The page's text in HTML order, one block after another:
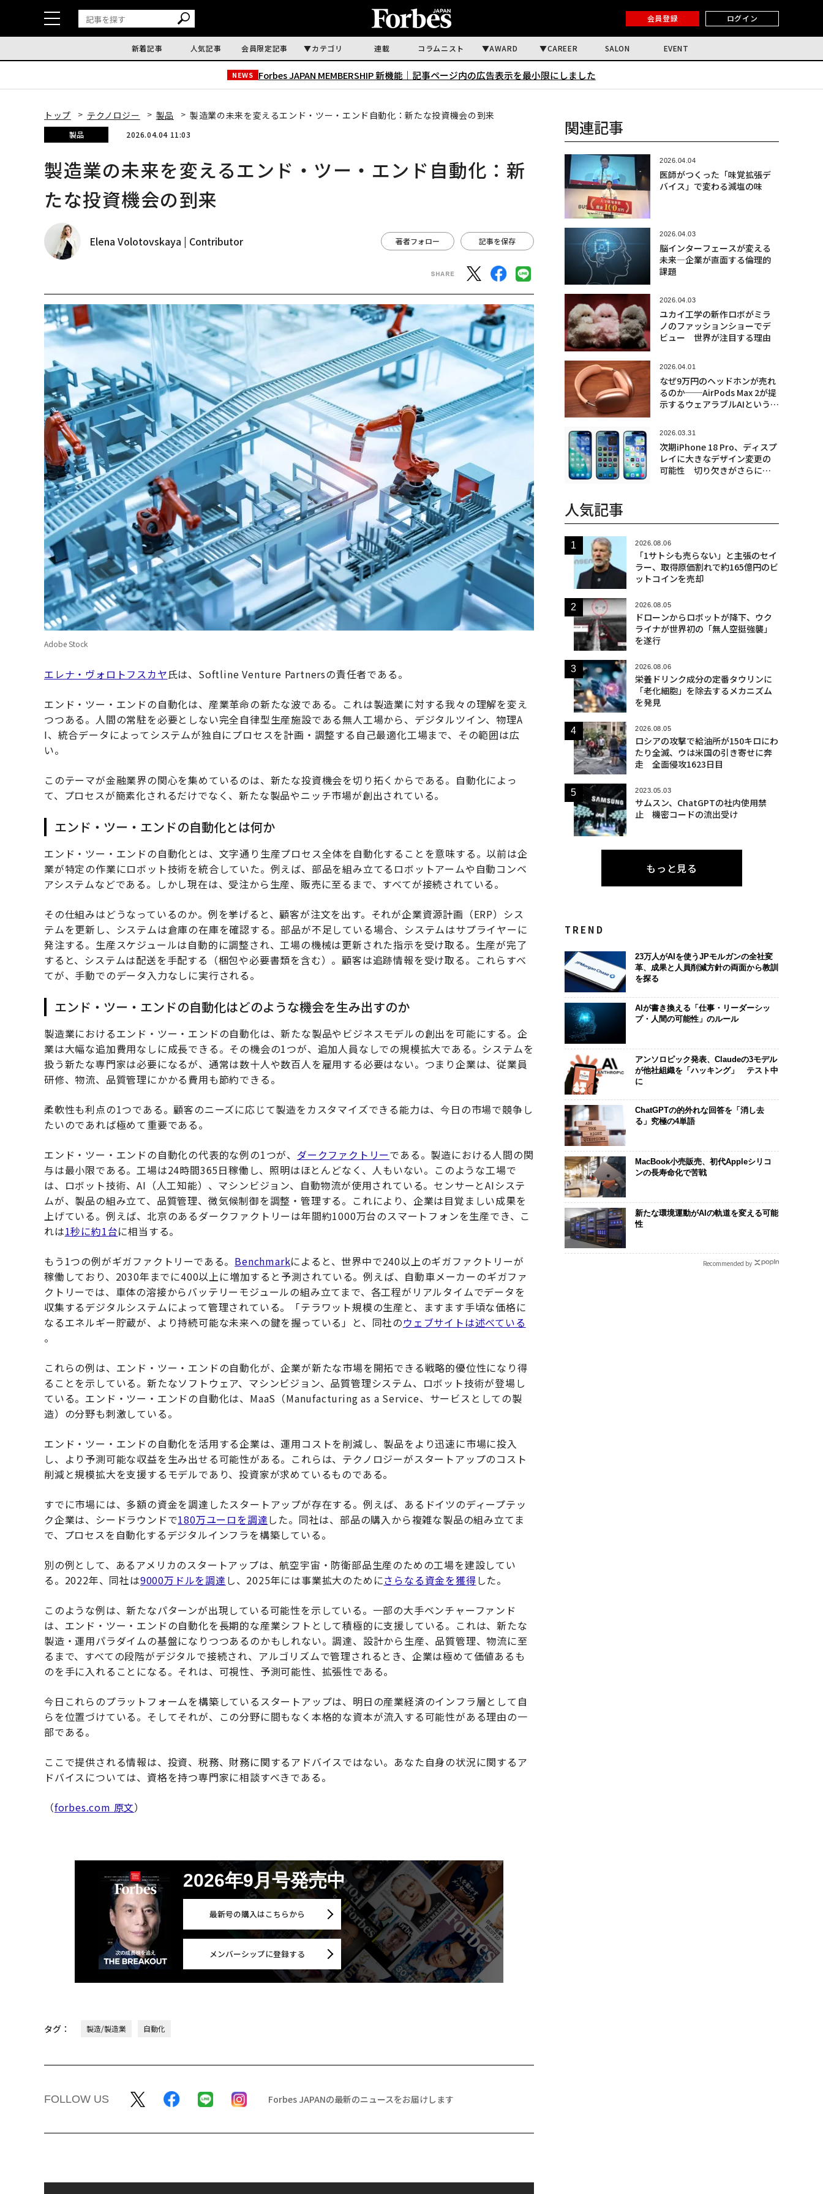
会員登録 ログイン
新着記事 人気記事 会員限定記事 カテゴリ 連載 コラムニスト AWARD CAREER SALON EVENT
NEWS Forbes JAPAN MEMBERSHIP 新機能｜ 記事ページ内の広告表示を最小限にしました
トップ テクノロジー 製品 製造業の未来を変えるエンド・ツー・エンド自動化：新たな投資機会の到来
製品 2026.04.04 11:03
製造業の未来を変えるエンド・ツー・エンド自動化：新
たな投資機会の到来
Elena Volotovskaya | Contributor 著者フォロー 記事を保存
Adobe Stock
エレナ・ヴォロトフスカヤ氏は、Softline Venture Partnersの責任者である。
エンド・ツー・エンドの自動化は、産業革命の新たな波である。これは製造業に対する我々の理解を変え
つつある。人間の常駐を必要としない完全自律型生産施設である無人工場から、デジタルツイン、物理A
I、統合データによってシステムが独自にプロセスを計画・調整する自己最適化工場まで、その範囲は広
い。
このテーマが金融業界の関心を集めているのは、新たな投資機会を切り拓くからである。自動化によっ
て、プロセスが簡素化されるだけでなく、新たな製品やニッチ市場が創出されている。
エンド・ツー・エンドの自動化とは何か
エンド・ツー・エンドの自動化とは、文字通り生産プロセス全体を自動化することを意味する。以前は企
業が特定の作業にロボット技術を統合していた。例えば、部品を組み立てるロボットアームや自動コンベ
アシステムなどである。しかし現在は、受注から生産、販売に至るまで、すべてが接続されている。
その仕組みはどうなっているのか。例を挙げると、顧客が注文を出す。それが企業資源計画（ERP）シス
テムを更新し、システムは倉庫の在庫を確認する。部品が不足している場合、システムはサプライヤーに
発注する。生産スケジュールは自動的に調整され、工場の機械は更新された指示を受け取る。生産が完了
すると、システムは配送を手配する（梱包や必要書類を含む）。顧客は追跡情報を受け取る。これらすべ
てが、手動でのデータ入力なしに実行される。
エンド・ツー・エンドの自動化はどのような機会を生み出すのか
製造業におけるエンド・ツー・エンドの自動化は、新たな製品やビジネスモデルの創出を可能にする。企
業は大幅な追加費用なしに成長できる。その機会の1つが、追加人員なしでの規模拡大である。システムを
扱う新たな専門家は必要になるが、通常は数十人や数百人を雇用する必要はない。つまり企業は、従業員
研修、物流、品質管理にかかる費用も節約できる。
柔軟性も利点の1つである。顧客のニーズに応じて製造をカスタマイズできる能力は、今日の市場で競争し
たいのであれば極めて重要である。
エンド・ツー・エンドの自動化の代表的な例の1つが、 ダークファクトリーである。製造における人間の関
与は最小限である。工場は24時間365日稼働し、照明はほとんどなく、人もいない。このような工場で
は、ロボット技術、AI（人工知能）、マシンビジョン、自動物流が使用されている。センサーとAIシステ
ムが、製品の組み立て、品質管理、微気候制御を調整・管理する。これにより、企業は目覚ましい成果を
上げている。例えば、北京のあるダークファクトリーは年間約1000万台のスマートフォンを生産でき、こ
れは1秒に約1台に相当する。
もう1つの例がギガファクトリーである。 Benchmarkによると、世界中で240以上のギガファクトリーが
稼働しており、2030年までに400以上に増加すると予測されている。例えば、自動車メーカーのギガファ
クトリーでは、車体の溶接からバッテリーモジュールの組み立てまで、各工程がリアルタイムでデータを
収集するデジタルシステムによって管理されている。「テラワット規模の生産と、ますます手頃な価格に
なるエネルギー貯蔵が、より持続可能な未来への鍵を握っている」と、同社のウェブサイトは述べている
。
これらの例は、エンド・ツー・エンドの自動化が、企業が新たな市場を開拓できる戦略的優位性になり得
ることを示している。新たなソフトウェア、マシンビジョン、品質管理システム、ロボット技術が登場し
ている。エンド・ツー・エンドの自動化は、MaaS（Manufacturing as a Service、サービスとしての製
造）の分野も刺激している。
エンド・ツー・エンドの自動化を活用する企業は、運用コストを削減し、製品をより迅速に市場に投入
し、より予測可能な収益を生み出せる可能性がある。これらは、テクノロジーがスタートアップのコスト
削減と規模拡大を支援するモデルであり、投資家が求めているものである。
すでに市場には、多額の資金を調達したスタートアップが存在する。例えば、あるドイツのディープテッ
ク企業は、シードラウンドで180万ユーロを調達した。同社は、部品の購入から複雑な製品の組み立てま
で、プロセスを自動化するデジタルインフラを構築している。
別の例として、あるアメリカのスタートアップは、航空宇宙・防衛部品生産のための工場を建設してい
る。2022年、同社は9000万ドルを調達 し、2025年には事業拡大のためにさらなる資金を獲得した。
このような例は、新たなパターンが出現している可能性を示している。一部の大手ベンチャーファンド
は、エンド・ツー・エンドの自動化を長期的な産業シフトとして積極的に支援している。これは、新たな
製造・運用パラダイムの基盤になりつつあるのかもしれない。調達、設計から生産、品質管理、物流に至
るまで、すべての段階がデジタルで接続され、アルゴリズムで管理されるとき、企業は極めて価値あるも
のを手に入れることになる。それは、可視性、予測可能性、拡張性である。
今日これらのプラットフォームを構築しているスタートアップは、明日の産業経済のインフラ層として自
らを位置づけている。そしてそれが、この分野に間もなく本格的な資本が流入する可能性がある理由の一
部である。
ここで提供される情報は、投資、税務、財務に関するアドバイスではない。あなた自身の状況に関するア
ドバイスについては、資格を持つ専門家に相談すべきである。
（forbes.com 原文）
2026年9月号発売中
最新号の購入はこちらから
メンバーシップに登録する
タグ： 製造/製造業 自動化
FOLLOW US Forbes JAPANの最新のニュースをお届けします
関連記事
2026.04.04
医師がつくった「味覚拡張デ
バイス」で変わる減塩の味
2026.04.03
脳インターフェースが変える
未来―企業が直面する倫理的
課題
2026.04.03
ユカイ工学の新作ロボがミラ
ノのファッションショーでデ
ビュー 世界が注目する理由
2026.04.01
なぜ9万円のヘッドホンが売れ
るのか──AirPods Max 2が提
示するウェアラブルAIという新
2026.03.31
次期iPhone 18 Pro、ディスプ
レイに大きなデザイン変更の
可能性 切り欠きがさらに小
人気記事
2026.08.06
「1サトシも売らない」と主張のセイ
ラー、取得原価割れで約165億円のビ
ットコインを売却
2026.08.05
ドローンからロボットが降下、ウク
ライナが世界初の「無人空挺強襲」
を遂行
2026.08.06
栄養ドリンク成分の定番タウリンに
「老化細胞」を除去するメカニズム
を発見
2026.08.05
ロシアの攻撃で給油所が150キロにわ
たり全滅、ウは米国の引き寄せに奔
走 全面侵攻1623日目
2023.05.03
サムスン、ChatGPTの社内使用禁
止 機密コードの流出受け
もっと見る
TREND
23万人がAIを使うJPモルガンの全社変
革、成果と人員削減方針の両面から教訓
を探る
AIが書き換える「仕事・リーダーシッ
プ・人間の可能性」のルール
アンソロピック発表、Claudeの3モデル
が他社組織を「ハッキング」 テスト中
に
ChatGPTの的外れな回答を「消し去
る」究極の4単語
MacBook小売販売、初代Appleシリコ
ンの長寿命化で苦戦
新たな環境運動がAIの軌道を変える可能
性
Recommended by